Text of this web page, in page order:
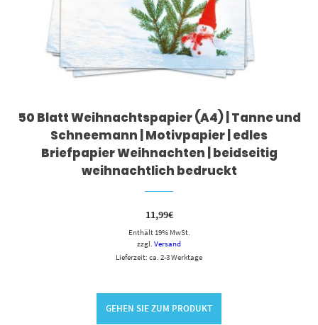
50 Blatt Weihnachtspapier (A4) | Tanne und
Schneemann | Motivpapier | edles
Briefpapier Weihnachten | beidseitig
weihnachtlich bedruckt
11,99€
Enthält 19% MwSt.
zzgl. Versand
Lieferzeit: ca. 2-3 Werktage
GEHEN SIE ZUM PRODUKT